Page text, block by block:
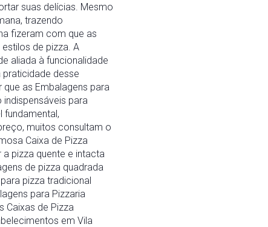
suas delícias. Mesmo
trazendo
fizeram com que as
de pizza. A
aliada à funcionalidade
praticidade desse
as Embalagens para
para
fundamental,
muitos consultam o
Caixa de Pizza
pizza quente e intacta
de pizza quadrada
pizza tradicional
para Pizzaria
Caixas de Pizza
em Vila